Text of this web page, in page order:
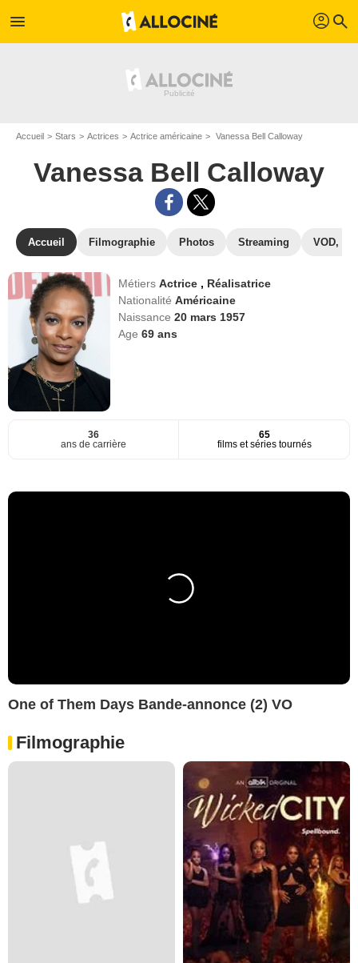
menu profil search
Accueil Stars Actrices Actrice américaine Vanessa Bell Calloway
Vanessa Bell Calloway
Accueil Filmographie Photos Streaming VOD,
MétiersActrice , Réalisatrice
NationalitéAméricaine
Naissance20 mars 1957
Age69 ans
36
ans de carrière
65
films et séries tournés
One of Them Days Bande-annonce (2) VO
Filmographie